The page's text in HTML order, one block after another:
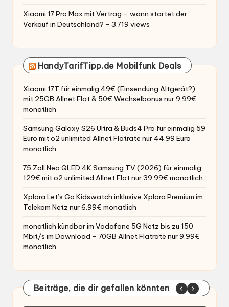
Xiaomi 17 Pro Max mit Vertrag – wann startet der
Verkauf in Deutschland? - 3.719 views
HandyTarifTipp.de Mobilfunk Deals
Xiaomi 17T für einmalig 49€ (Einsendung Altgerät?)
mit 25GB Allnet Flat & 50€ Wechselbonus nur 9.99€
monatlich
Samsung Galaxy S26 Ultra & Buds4 Pro für einmalig 59
Euro mit o2 unlimited Allnet Flatrate nur 44.99 Euro
monatlich
75 Zoll Neo QLED 4K Samsung TV (2026) für einmalig
129€ mit o2 unlimited Allnet Flat nur 39.99€ monatlich
Xplora Let’s Go Kidswatch inklusive Xplora Premium im
Telekom Netz nur 6.99€ monatlich
monatlich kündbar im Vodafone 5G Netz bis zu 150
Mbit/s im Download – 70GB Allnet Flatrate nur 9.99€
monatlich
Beiträge, die dir gefallen könnten